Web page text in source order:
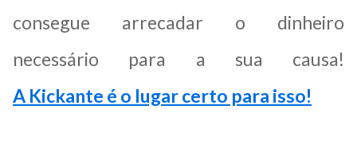
consegue arrecadar o dinheiro
necessário para a sua causa!
A Kickante é o lugar certo para isso!